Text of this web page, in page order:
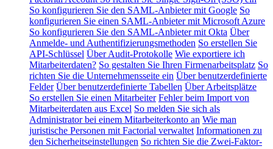
So konfigurieren Sie den SAML-Anbieter mit Google So
konfigurieren Sie einen SAML-Anbieter mit Microsoft Azure
So konfigurieren Sie den SAML-Anbieter mit Okta Über
Anmelde- und Authentifizierungsmethoden So erstellen Sie
API-Schlüssel Über Audit-Protokolle Wie exportiere ich
Mitarbeiterdaten? So gestalten Sie Ihren Firmenarbeitsplatz So
richten Sie die Unternehmensseite ein Über benutzerdefinierte
Felder Über benutzerdefinierte Tabellen Über Arbeitsplätze
So erstellen Sie einen Mitarbeiter Fehler beim Import von
Mitarbeiterdaten aus Excel So melden Sie sich als
Administrator bei einem Mitarbeiterkonto an Wie man
juristische Personen mit Factorial verwaltet Informationen zu
den Sicherheitseinstellungen So richten Sie die Zwei-Faktor-